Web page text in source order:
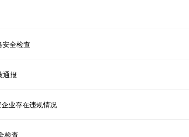
全检查
通报
业存在违规情况
检查